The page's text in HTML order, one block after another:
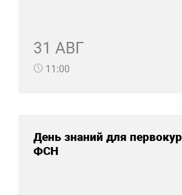
31 АВГ
11:00
День знаний для
ФСН